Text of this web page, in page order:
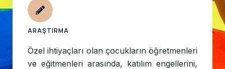
ARAŞTIRMA
Özel ihtiyaçları olan çocukların öğretmenleri
ve eğitmenleri arasında, katılım engellerini,